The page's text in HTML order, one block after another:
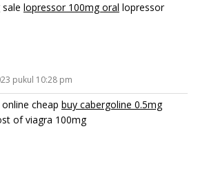
lopressor 100mg oral lopressor
pukul 10:28 pm
cheap buy cabergoline 0.5mg
of viagra 100mg